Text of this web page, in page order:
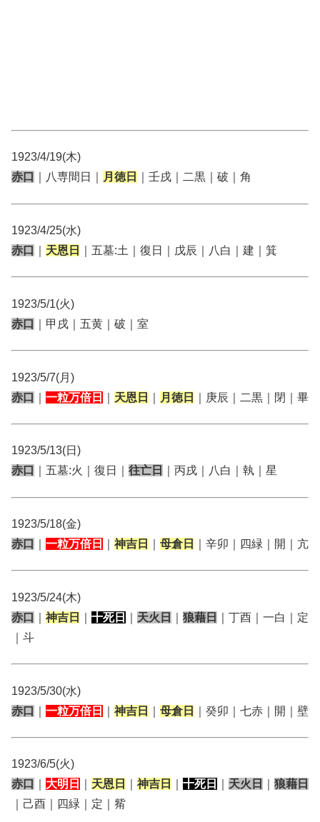
1923/4/19(木)
赤口
｜八専間日｜ 月徳日 ｜壬戌｜二黒｜破｜角
1923/4/25(水)
赤口
天恩日 ｜五墓:土｜復日｜戊辰｜八白｜建｜箕
1923/5/1(火)
赤口
｜甲戌｜五黄｜破｜室
1923/5/7(月)
赤口
一粒万倍日 天恩日 月徳日 ｜庚辰｜二黒｜閉｜畢
1923/5/13(日)
赤口
｜五墓:火｜復日｜ 往亡日 ｜丙戌｜八白｜執｜星
1923/5/18(金)
赤口
一粒万倍日 神吉日 母倉日 ｜辛卯｜四緑｜開｜亢
1923/5/24(木)
赤口
神吉日 十死日 天火日 狼藉日
｜丁酉｜一白｜定
｜斗
1923/5/30(水)
赤口
一粒万倍日 神吉日 母倉日 ｜癸卯｜七赤｜開｜壁
1923/6/5(火)
赤口
大明日 天恩日 神吉日 十死日 天火日
狼藉日
｜己酉｜四緑｜定｜觜